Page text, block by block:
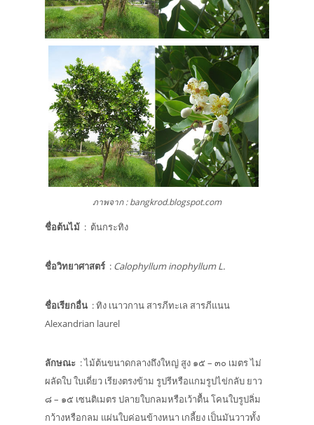
ภาพจาก : bangkrod.blogspot.com
ชื่อต้นไม้ : ต้นกระทิง
ชื่อวิทยาศาสตร์ : Calophyllum inophyllum L.
ชื่อเรียกอื่น : ทิง เนาวกาน สารภีทะเล สารภีแนน
Alexandrian laurel
ลักษณะ : ไม้ต้นขนาดกลางถึงใหญ่ สูง ๑๕ – ๓๐ เมตร ไม่
ผลัดใบ ใบเดี่ยว เรียงตรงข้าม รูปรีหรือแกมรูปไข่กลับ ยาว
๘ – ๑๕ เซนติเมตร ปลายใบกลมหรือเว้าตื้น โคนใบรูปลิ่ม
กว้างหรือกลม แผ่นใบค่อนข้างหนา เกลี้ยง เป็นมันวาวทั้ง